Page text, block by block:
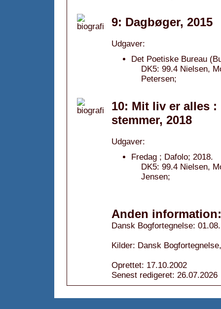
9: Dagbøger, 2015
Udgaver:
Det Poetiske Bureau
DK5: 99.4 Nielsen,
Petersen;
10: Mit liv er alles
stemmer, 2018
Udgaver:
Fredag ; Dafolo; 2018.
DK5: 99.4 Nielsen,
Jensen;
Anden information:
Dansk Bogfortegnelse:
Kilder: Dansk
Oprettet: 17.10.2002
Senest redigeret: 26.07.2026